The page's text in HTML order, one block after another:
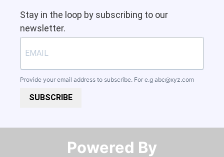
Stay in the loop by subscribing to our
newsletter.
Provide your email address to subscribe. For e.g abc@xyz.com
SUBSCRIBE
Powered By​​​​​​​